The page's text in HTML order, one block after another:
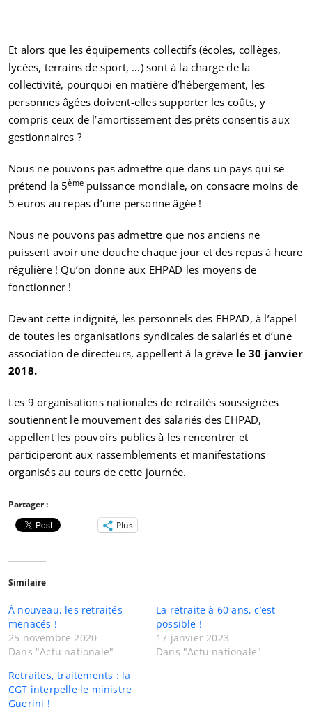
Et alors que les équipements collectifs (écoles, collèges,
lycées, terrains de sport, …) sont à la charge de la
collectivité, pourquoi en matière d’hébergement, les
personnes âgées doivent-elles supporter les coûts, y
compris ceux de l’amortissement des prêts consentis aux
gestionnaires ?
Nous ne pouvons pas admettre que dans un pays qui se
prétend la 5ème puissance mondiale, on consacre moins de
5 euros au repas d’une personne âgée !
Nous ne pouvons pas admettre que nos anciens ne
puissent avoir une douche chaque jour et des repas à heure
régulière ! Qu’on donne aux EHPAD les moyens de
fonctionner !
Devant cette indignité, les personnels des EHPAD, à l’appel
de toutes les organisations syndicales de salariés et d’une
association de directeurs, appellent à la grève le 30 janvier
2018.
Les 9 organisations nationales de retraités soussignées
soutiennent le mouvement des salariés des EHPAD,
appellent les pouvoirs publics à les rencontrer et
participeront aux rassemblements et manifestations
organisés au cours de cette journée.
Partager :
Plus
Similaire
À nouveau, les retraités
menacés !
25 novembre 2020
Dans "Actu nationale"
La retraite à 60 ans, c’est
possible !
17 janvier 2023
Dans "Actu nationale"
Retraites, traitements : la
CGT interpelle le ministre
Guerini !